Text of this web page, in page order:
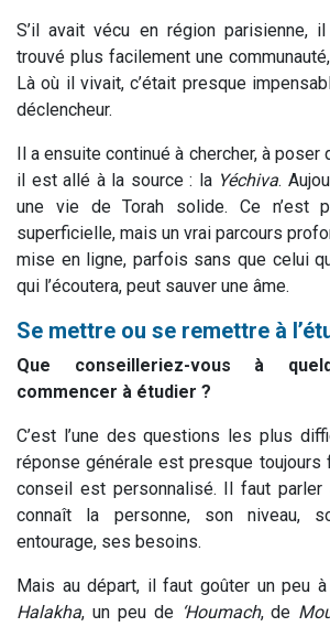
S’il avait vécu en région parisienne,
trouvé plus facilement une
Là où il vivait, c’était presque
déclencheur.
Il a ensuite continué à chercher, à
il est allé à la source : la Yéchiva.
une vie de Torah solide. Ce n’est
superficielle, mais un vrai parcours
mise en ligne, parfois sans que celui
qui l’écoutera, peut sauver une âme.
Se mettre ou se remettre à
Que conseilleriez-vous à
commencer à étudier ?
C’est l’une des questions les plus
réponse générale est presque toujours
conseil est personnalisé. Il faut parler
connaît la personne, son niveau,
entourage, ses besoins.
Mais au départ, il faut goûter un peu
Halakha, un peu de ‘Houmach, de